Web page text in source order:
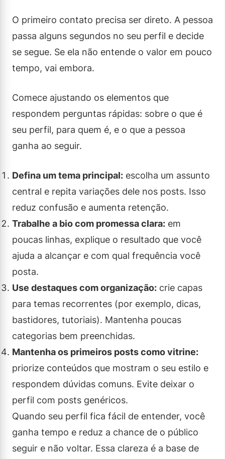
O primeiro contato precisa ser direto. A pessoa
passa alguns segundos no seu perfil e decide
se segue. Se ela não entende o valor em pouco
tempo, vai embora.
Comece ajustando os elementos que
respondem perguntas rápidas: sobre o que é
seu perfil, para quem é, e o que a pessoa
ganha ao seguir.
Defina um tema principal: escolha um assunto
central e repita variações dele nos posts. Isso
reduz confusão e aumenta retenção.
Trabalhe a bio com promessa clara: em
poucas linhas, explique o resultado que você
ajuda a alcançar e com qual frequência você
posta.
Use destaques com organização: crie capas
para temas recorrentes (por exemplo, dicas,
bastidores, tutoriais). Mantenha poucas
categorias bem preenchidas.
Mantenha os primeiros posts como vitrine:
priorize conteúdos que mostram o seu estilo e
respondem dúvidas comuns. Evite deixar o
perfil com posts genéricos.
Quando seu perfil fica fácil de entender, você
ganha tempo e reduz a chance de o público
seguir e não voltar. Essa clareza é a base de